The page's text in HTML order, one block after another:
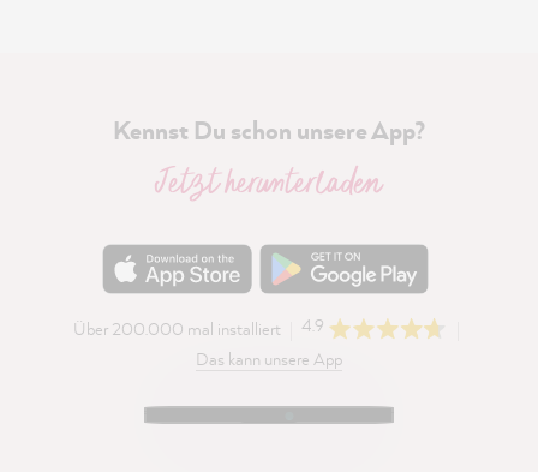
Kennst Du schon unsere App?
Jetzt herunterladen
Über 200.000 mal installiert
4.9
Das kann unsere App